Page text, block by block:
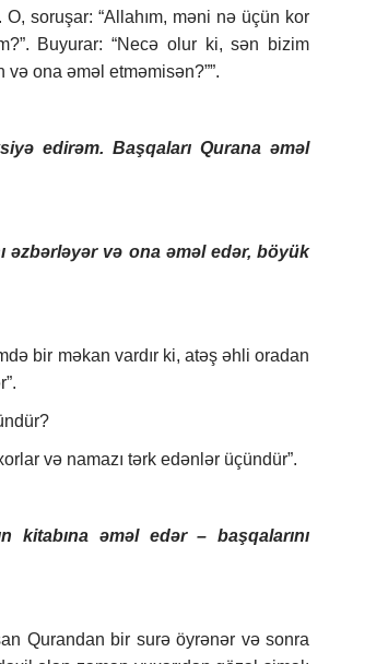
soruşar: “Allahım, məni nə üçün kor
Buyurar: “Necə olur ki, sən bizim
və ona əməl etməmisən?””.
edirəm. Başqaları Qurana əməl
əzbərləyər və ona əməl edər, böyük
bir məkan vardır ki, atəş əhli oradan
və namazı tərk edənlər üçündür”.
kitabına əməl edər – başqalarını
Qurandan bir surə öyrənər və sonra